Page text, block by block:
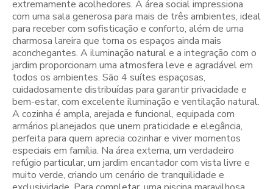
extremamente acolhedores. A área social impressiona
com uma sala generosa para mais de três ambientes, ideal
para receber com sofisticação e conforto, além de uma
charmosa lareira que torna os espaços ainda mais
aconchegantes. A iluminação natural e a integração com o
jardim proporcionam uma atmosfera leve e agradável em
todos os ambientes. São 4 suítes espaçosas,
cuidadosamente distribuídas para garantir privacidade e
bem-estar, com excelente iluminação e ventilação natural.
A cozinha é ampla, arejada e funcional, equipada com
armários planejados que unem praticidade e elegância,
perfeita para quem aprecia cozinhar e viver momentos
especiais em família. Na área externa, um verdadeiro
refúgio particular, um jardim encantador com vista livre e
muito verde, criando um cenário de tranquilidade e